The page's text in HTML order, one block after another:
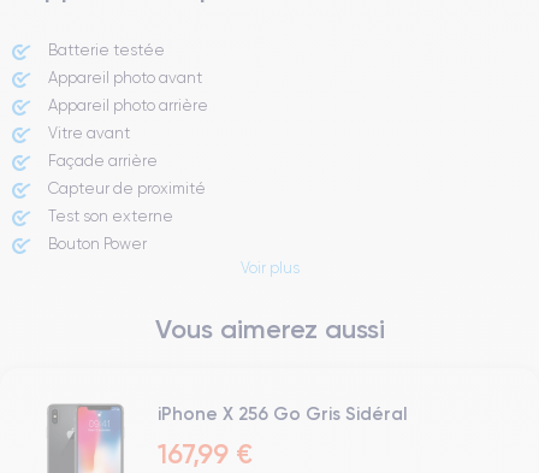
Batterie testée
Appareil photo avant
Appareil photo arrière ​
Vitre avant ​
Façade arrière
Capteur de proximité
Test son externe
Bouton Power
Boutons volume
Bouton Home
Bluetooth
Voir plus
Vous aimerez aussi
iPhone X 256 Go Gris Sidéral
167,99 €